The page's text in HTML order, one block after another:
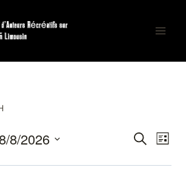
Recherche
et
Recherche
de
Liste
8/2026